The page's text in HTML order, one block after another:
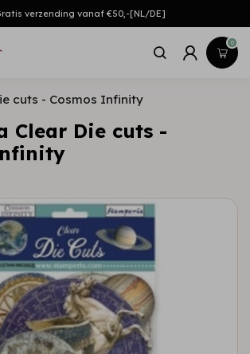
verzending vanaf €50,-[NL/DE]
0
cuts - Cosmos Infinity
Clear Die cuts -